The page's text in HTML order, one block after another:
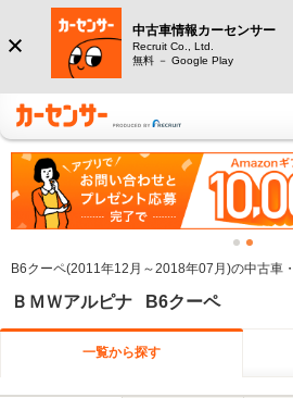
中古車情報カーセンサー
Recruit Co., Ltd.
無料 － Google Play
B6クーペ(2011年12月～2018年07月)の中古車
ＢＭＷアルピナ B6クーペ
一覧から探す